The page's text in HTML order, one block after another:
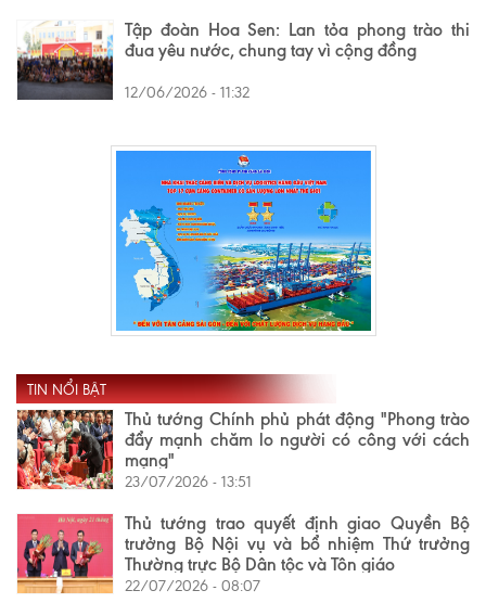
Tập đoàn Hoa Sen: Lan tỏa phong trào thi
đua yêu nước, chung tay vì cộng đồng
12/06/2026 - 11:32
TIN NỔI BẬT
Thủ tướng Chính phủ phát động "Phong trào
đẩy mạnh chăm lo người có công với cách
mạng"
23/07/2026 - 13:51
Thủ tướng trao quyết định giao Quyền Bộ
trưởng Bộ Nội vụ và bổ nhiệm Thứ trưởng
Thường trực Bộ Dân tộc và Tôn giáo
22/07/2026 - 08:07